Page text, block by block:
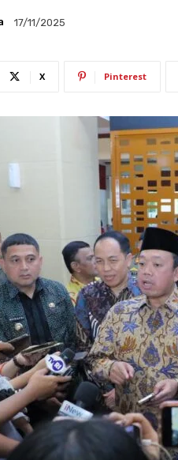
17/11/2025
X Pinterest